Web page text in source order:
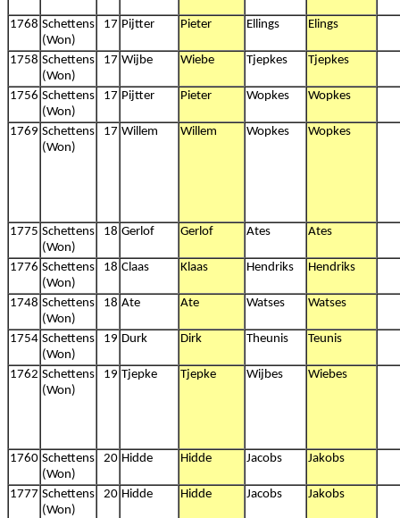
1768 Schettens
(Won)
17 Pijtter Pieter Ellings Elings
1758 Schettens
(Won)
17 Wijbe Wiebe Tjepkes Tjepkes
1756 Schettens
(Won)
17 Pijtter Pieter Wopkes Wopkes
1769 Schettens
(Won)
17 Willem Willem Wopkes Wopkes
1775 Schettens
(Won)
18 Gerlof Gerlof Ates Ates
1776 Schettens
(Won)
18 Claas Klaas Hendriks Hendriks
1748 Schettens
(Won)
18 Ate Ate Watses Watses
1754 Schettens
(Won)
19 Durk Dirk Theunis Teunis
1762 Schettens
(Won)
19 Tjepke Tjepke Wijbes Wiebes
1760 Schettens
(Won)
20 Hidde Hidde Jacobs Jakobs
1777 Schettens
(Won)
20 Hidde Hidde Jacobs Jakobs